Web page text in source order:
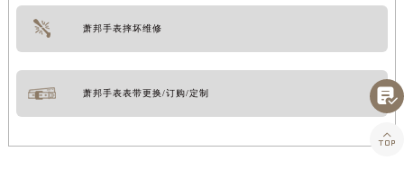
萧邦手表摔坏维修
萧邦手表表带更换/订购/定制

